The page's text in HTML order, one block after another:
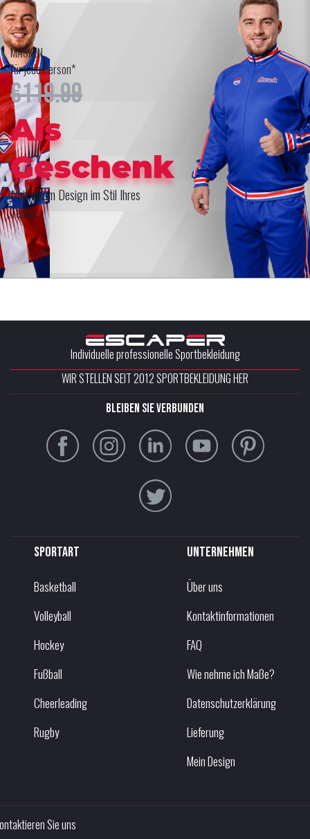
MASKEN
für jede Person*
€119.99
Als
Geschenk
*mit einem Design im Stil Ihres
Teams
Individuelle professionelle Sportbekleidung
WIR STELLEN SEIT 2012 SPORTBEKLEIDUNG HER
Bleiben Sie verbunden
Sportart
Basketball
Volleyball
Hockey
Fußball
Cheerleading
Rugby
Unternehmen
Über uns
Kontaktinformationen
FAQ
Wie nehme ich Maße?
Datenschutzerklärung
Lieferung
Mein Design
Sie uns